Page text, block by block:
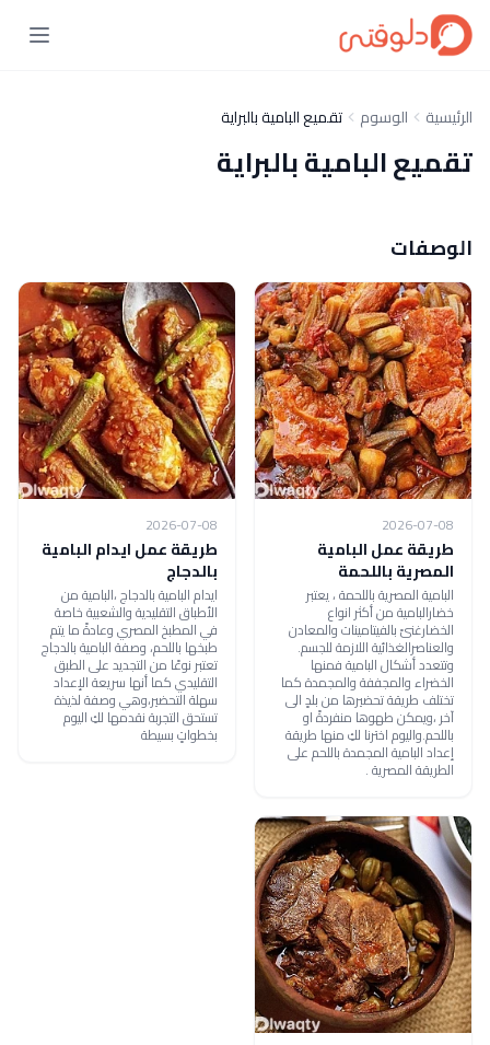
الرئيسية الوسوم تقميع البامية بالبراية
تقميع البامية بالبراية
الوصفات
2026-07-08
طريقة عمل البامية
المصرية باللحمة
البامية المصرية باللحمة ، يعتبر
خضارالبامية من أكثر انواع
الخضارغنىً بالفيتامينات والمعادن
والعناصرالغذائية اللازمة للجسم.
وتتعدد أشكال البامية فمنها
الخضراء والمجففة والمجمدة كما
تختلف طريقة تحضيرها من بلدٍ الى
آخر ،ويمكن طهوها منفردةً او
باللحم.واليوم اخترنا لكِ منها طريقة
إعداد البامية المجمدة باللحم على
الطريقة المصرية .
2026-07-08
طريقة عمل ايدام البامية
بالدجاج
ايدام البامية بالدجاج ،البامية من
الأطباق التقليدية والشعبية خاصة
في المطبخ المصري وعادةً ما يتم
طبخها باللحم، وصفة البامية بالدجاج
تعتبر نوعًا من التجديد على الطبق
التقليدي كما أنها سريعة الإعداد
سهلة التحضير،وهي وصفة لذيذة
تستحق التجربة نقدمها لكِ اليوم
بخطواتٍ بسيطة